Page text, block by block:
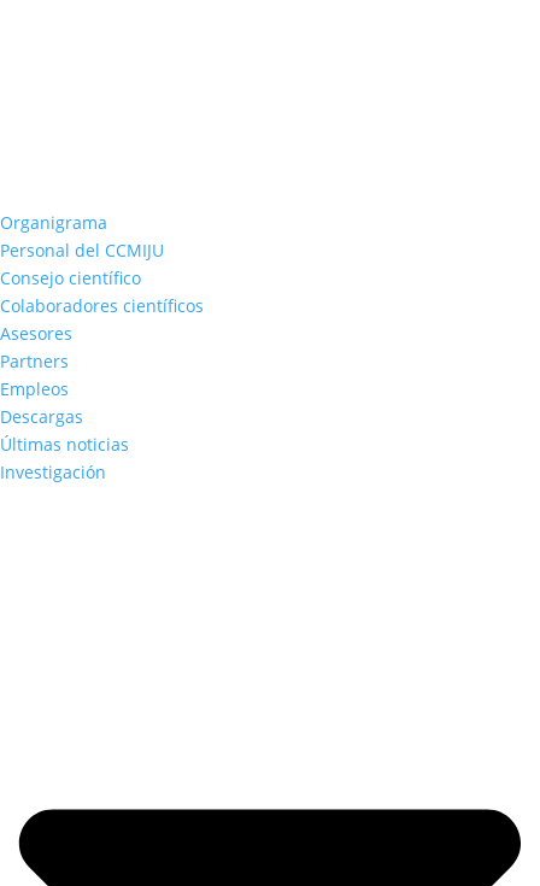
Organigrama
Personal del CCMIJU
Consejo científico
Colaboradores científicos
Asesores
Partners
Empleos
Descargas
Últimas noticias
Investigación